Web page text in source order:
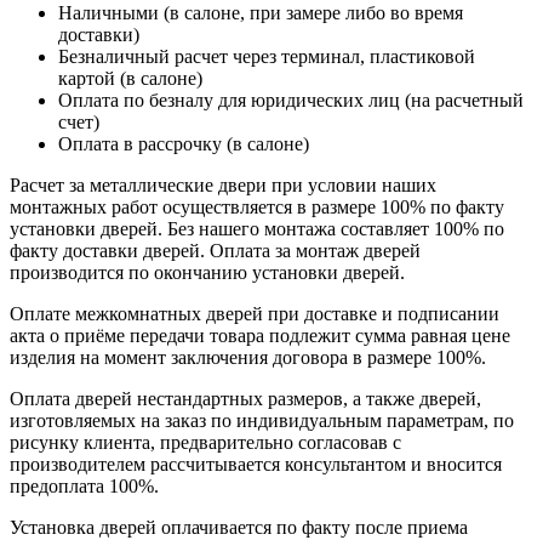
Наличными (в салоне, при замере либо во время
доставки)
Безналичный расчет через терминал, пластиковой
картой (в салоне)
Оплата по безналу для юридических лиц (на расчетный
счет)
Оплата в рассрочку (в салоне)
Расчет за металлические двери при условии наших
монтажных работ осуществляется в размере 100% по факту
установки дверей. Без нашего монтажа составляет 100% по
факту доставки дверей. Оплата за монтаж дверей
производится по окончанию установки дверей.
Оплате межкомнатных дверей при доставке и подписании
акта о приёме передачи товара подлежит сумма равная цене
изделия на момент заключения договора в размере 100%.
Оплата дверей нестандартных размеров, а также дверей,
изготовляемых на заказ по индивидуальным параметрам, по
рисунку клиента, предварительно согласовав с
производителем рассчитывается консультантом и вносится
предоплата 100%.
Установка дверей оплачивается по факту после приема